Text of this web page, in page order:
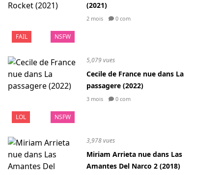
FAIL NSFW
(2021)
2 mois 0 com
LOL NSFW
5,079 vues
Cecile de France nue dans La
passagere (2022)
3 mois 0 com
3,978 vues
Miriam Arrieta nue dans Las
Amantes Del Narco 2 (2018)